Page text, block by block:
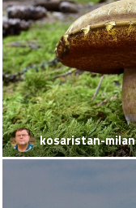
kosaristan-milan